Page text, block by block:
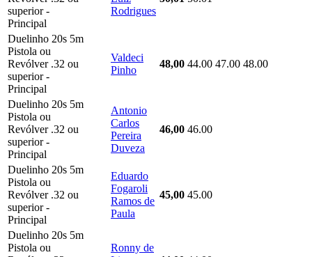
superior -
Principal
Rodrigues
Duelinho 20s 5m
Pistola ou
Revólver .32 ou
superior -
Principal
Valdeci
Pinho
48,00 44.00 47.00 48.00
Duelinho 20s 5m
Pistola ou
Revólver .32 ou
superior -
Principal
Antonio
Carlos
Pereira
Duveza
46,00 46.00
Duelinho 20s 5m
Pistola ou
Revólver .32 ou
superior -
Principal
Eduardo
Fogaroli
Ramos de
Paula
45,00 45.00
Duelinho 20s 5m
Pistola ou
Ronny de